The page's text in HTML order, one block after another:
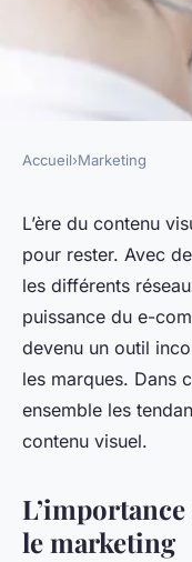
les
marketing
marise•6 novembre
Accueil›Marketing
L’ère du contenu
pour rester. Avec
les différents
puissance du e-
devenu un outil
les marques. Dans
ensemble les
contenu visuel.
le marketing